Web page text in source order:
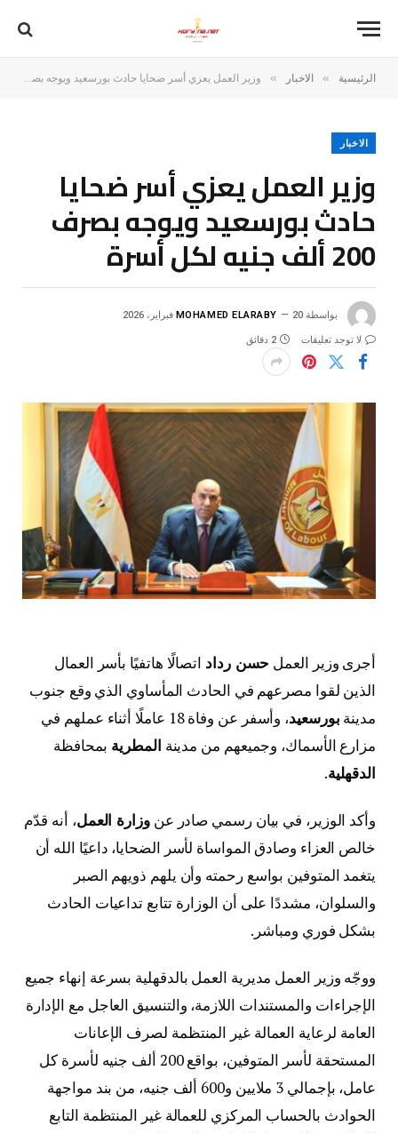
الرئيسية » الاخبار » وزير العمل يعزي أسر ضحايا حادث بورسعيد ويوجه بصرف 200 ألف جنيه لكل أسرة
الاخبار
وزير العمل يعزي أسر ضحايا
حادث بورسعيد ويوجه بصرف
200 ألف جنيه لكل أسرة
بواسطة MOHAMED ELARABY 20 فبراير، 2026
لا توجد تعليقات 2 دقائق
أجرى وزير العمل حسن رداد اتصالًا هاتفيًا بأسر العمال
الذين لقوا مصرعهم في الحادث المأساوي الذي وقع جنوب
مدينة بورسعيد
، وأسفر عن وفاة 18 عاملًا أثناء عملهم في
مزارع الأسماك، وجميعهم من مدينة المطرية بمحافظة
الدقهلية.
وأكد الوزير، في بيان رسمي صادر عنوزارة العمل، أنه قدّم
خالص العزاء وصادق المواساة لأسر الضحايا، داعيًا الله أن
يتغمد المتوفين بواسع رحمته وأن يلهم ذويهم الصبر
والسلوان، مشددًا على أن الوزارة تتابع تداعيات الحادث
بشكل فوري ومباشر.
ووجّه وزير العمل مديرية العمل بالدقهلية بسرعة إنهاء جميع
الإجراءات والمستندات اللازمة، والتنسيق العاجل مع الإدارة
العامة لرعاية العمالة غير المنتظمة لصرف الإعانات
المستحقة لأسر المتوفين، بواقع 200 ألف جنيه لأسرة كل
عامل، بإجمالي 3 ملايين و600 ألف جنيه، من بند مواجهة
الحوادث بالحساب المركزي للعمالة غير المنتظمة التابع